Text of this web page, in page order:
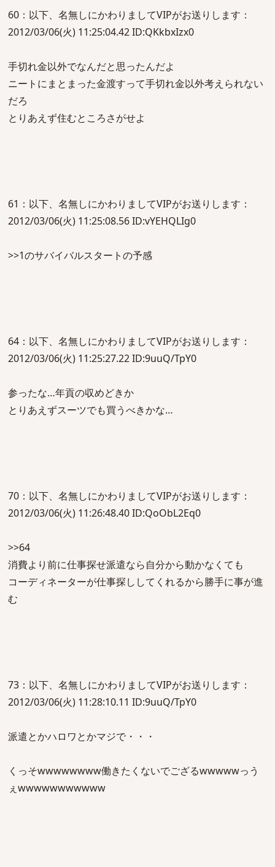
60：以下、名無しにかわりましてVIPがお送りします：
2012/03/06(火) 11:25:04.42 ID:QKkbxIzx0
手切れ金以外でなんだと思ったんだよ
ニートにまとまった金渡すって手切れ金以外考えられない
だろ
とりあえず住むところさがせよ
61：以下、名無しにかわりましてVIPがお送りします：
2012/03/06(火) 11:25:08.56 ID:vYEHQLIg0
>>1のサバイバルスタートの予感
64：以下、名無しにかわりましてVIPがお送りします：
2012/03/06(火) 11:25:27.22 ID:9uuQ/TpY0
参ったな…年貢の収めどきか
とりあえずスーツでも買うべきかな…
70：以下、名無しにかわりましてVIPがお送りします：
2012/03/06(火) 11:26:48.40 ID:QoObL2Eq0
>>64
消費より前に仕事探せ派遣なら自分から動かなくても
コーディネーターが仕事探ししてくれるから勝手に事が進
む
73：以下、名無しにかわりましてVIPがお送りします：
2012/03/06(火) 11:28:10.11 ID:9uuQ/TpY0
派遣とかハロワとかマジで・・・
くっそwwwwwwww働きたくないでござるwwwwwっう
ぇwwwwwwwwwww